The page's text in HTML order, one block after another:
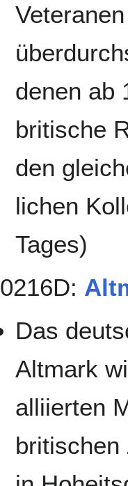
denen ab
briti­sche
den
lichen
Tages)
0216D:
Das
Altmark
alliierten